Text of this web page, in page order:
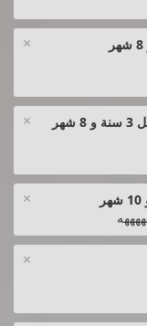
×
× 8 شهر
×
×